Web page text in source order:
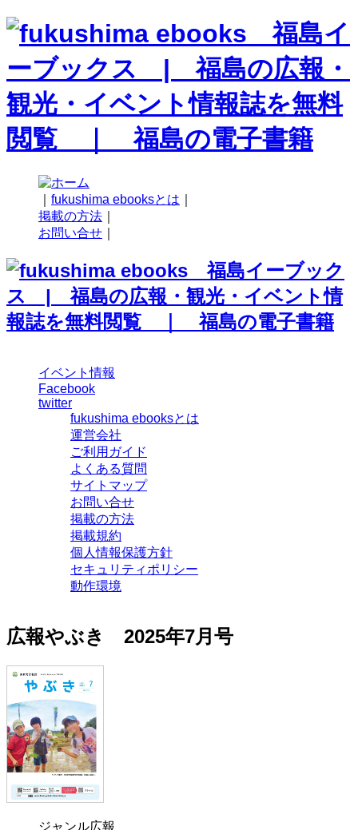
fukushima ebooksとは
掲載の方法
お問い合せ
イベント情報
Facebook
twitter
fukushima ebooksとは
運営会社
ご利用ガイド
よくある質問
サイトマップ
お問い合せ
掲載の方法
掲載規約
個人情報保護方針
セキュリティポリシー
動作環境
広報やぶき 2025年7月号
ジャンル広報